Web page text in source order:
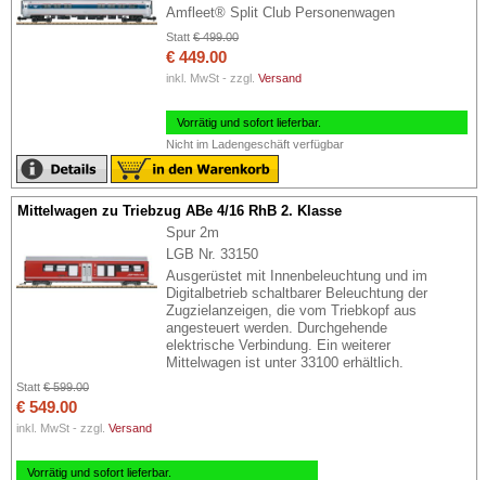
Amfleet® Split Club Personenwagen
Statt € 499.00
€ 449.00
inkl. MwSt - zzgl. Versand
Vorrätig und sofort lieferbar.
Nicht im Ladengeschäft verfügbar
Mittelwagen zu Triebzug ABe 4/16 RhB 2. Klasse
Spur 2m
LGB Nr. 33150
Ausgerüstet mit Innenbeleuchtung und im
Digitalbetrieb schaltbarer Beleuchtung der
Zugzielanzeigen, die vom Triebkopf aus
angesteuert werden. Durchgehende
elektrische Verbindung. Ein weiterer
Mittelwagen ist unter 33100 erhältlich.
Statt € 599.00
€ 549.00
inkl. MwSt - zzgl. Versand
Vorrätig und sofort lieferbar.